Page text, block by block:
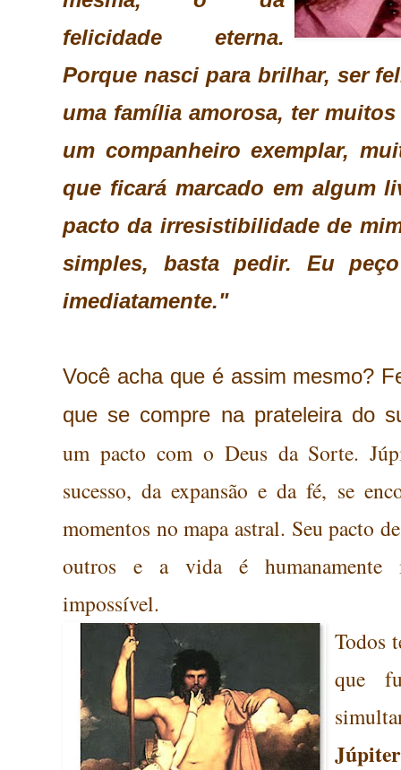
felicidade eterna.
Porque nasci para brilhar, ser
uma família amorosa, ter
um companheiro exemplar,
que ficará marcado em algum
pacto da irresistibilidade de
simples, basta pedir. Eu
imediatamente."
Você acha que é assim mesmo?
que se compre na prateleira do
um pacto com o Deus da Sorte.
sucesso, da expansão e da fé, se
momentos no mapa astral. Seu pacto
outros e a vida é humanamente
impossível.
Todos
que
Júpiter